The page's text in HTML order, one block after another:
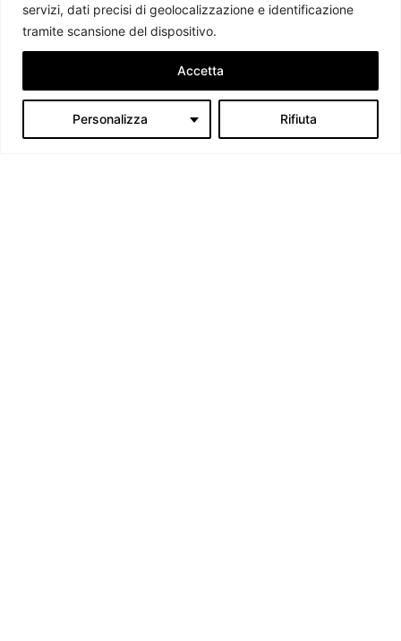
servizi, dati precisi di geolocalizzazione e identificazione
tramite scansione del dispositivo.
Personalizza Rifiuta
Accetta